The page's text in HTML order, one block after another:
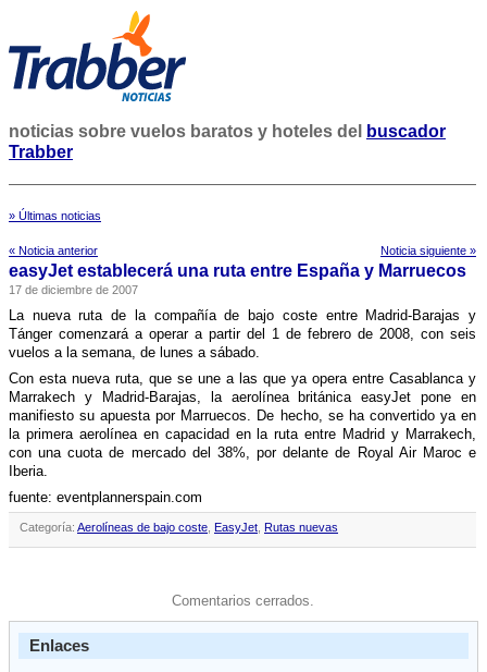
noticias sobre vuelos baratos y hoteles del
buscador
Trabber
» Últimas noticias
« Noticia anterior Noticia siguiente »
easyJet establecerá una ruta entre España y Marruecos
17 de diciembre de 2007
La nueva ruta de la compañí­a de bajo coste entre Madrid-Barajas y
Tánger comenzará a operar a partir del 1 de febrero de 2008, con seis
vuelos a la semana, de lunes a sábado.
Con esta nueva ruta, que se une a las que ya opera entre Casablanca y
Marrakech y Madrid-Barajas, la aerolí­nea británica easyJet pone en
manifiesto su apuesta por Marruecos. De hecho, se ha convertido ya en
la primera aerolí­nea en capacidad en la ruta entre Madrid y Marrakech,
con una cuota de mercado del 38%, por delante de Royal Air Maroc e
Iberia.
fuente: eventplannerspain.com
Categoría: Aerolíneas de bajo coste EasyJet Rutas nuevas
Comentarios cerrados.
Enlaces